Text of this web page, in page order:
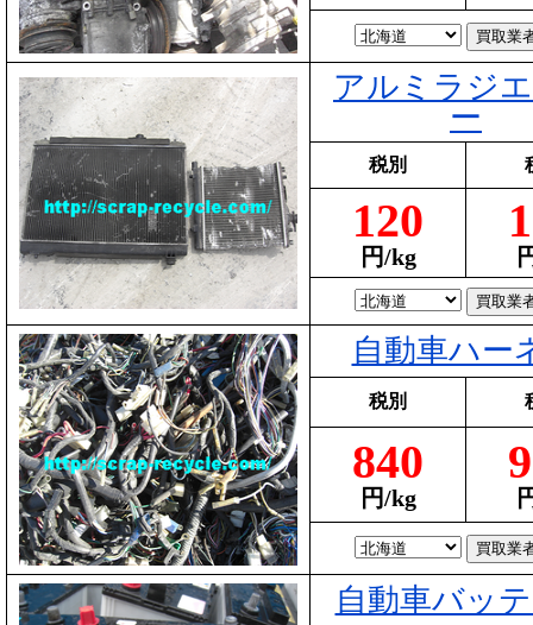
アルミラジ
ー
税別
120
円/kg
自動車ハー
税別
840
円/kg
自動車バッ